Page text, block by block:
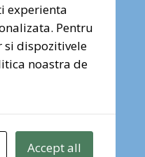
urbane, vocea
pentru protecția
pentru Pădurea
experienta
Pentru
dispozitivele
noastra de
Accept all